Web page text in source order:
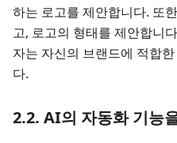
하는 로고를 제안합니다. 또
고, 로고의 형태를 제안합니
자는 자신의 브랜드에 적합
다.
2.2. AI의 자동화 기능